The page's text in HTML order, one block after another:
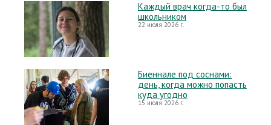
Каждый врач когда-то был
школьником
22 июля 2026 г.
Биеннале под соснами:
день, когда можно попасть
куда угодно
15 июля 2026 г.